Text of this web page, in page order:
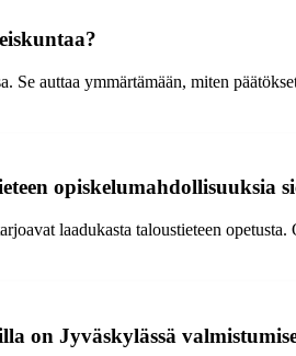
Se auttaa ymmärtämään, miten
opiskelumahdollisuuksia
laadukasta taloustieteen
on Jyväskylässä